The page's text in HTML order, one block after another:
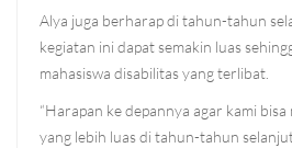
Alya juga berharap di tahun-tahun
kegiatan ini dapat semakin luas
mahasiswa disabilitas yang terlibat.
“Harapan ke depannya agar kami
yang lebih luas di tahun-tahun